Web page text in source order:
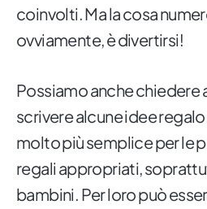
coinvolti. Ma la cosa
ovviamente, è divertirsi!
Possiamo anche chiedere
scrivere alcune idee
molto più semplice per le
regali appropriati,
bambini. Per loro può